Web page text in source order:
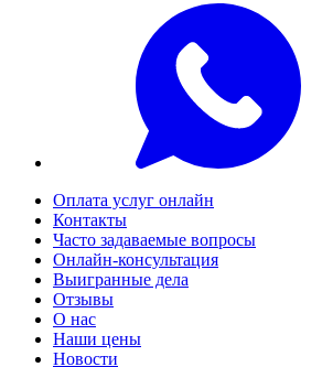
Оплата услуг онлайн
Контакты
Часто задаваемые вопросы
Онлайн-консультация
Выигранные дела
Отзывы
О нас
Наши цены
Новости